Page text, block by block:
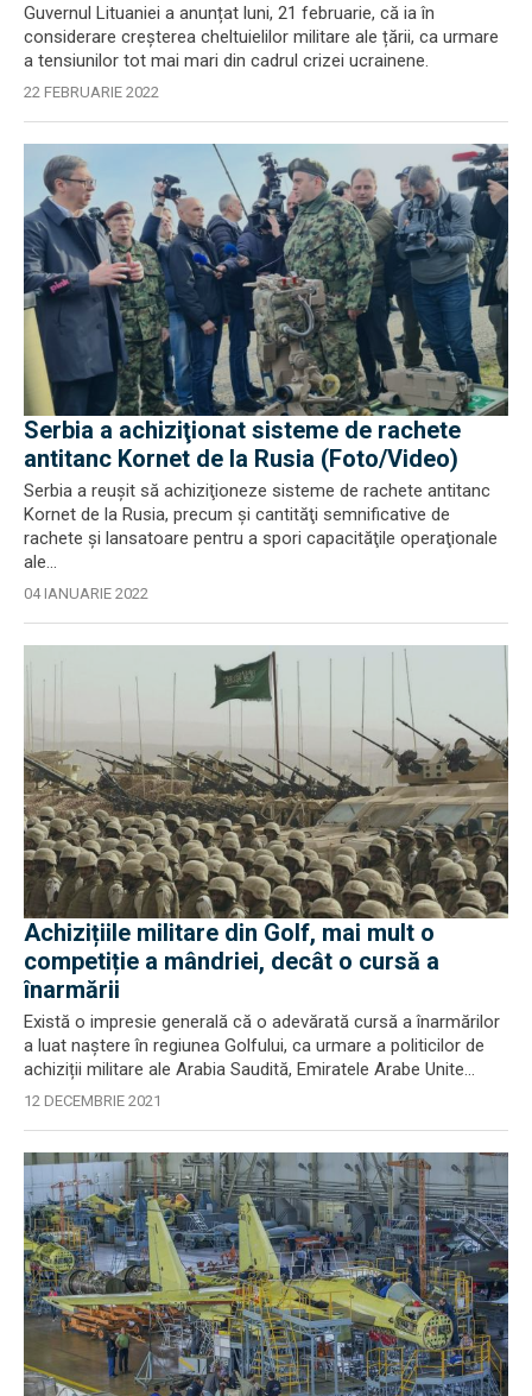
Guvernul Lituaniei a anunțat luni, 21 februarie, că ia în
considerare creșterea cheltuielilor militare ale țării, ca urmare
a tensiunilor tot mai mari din cadrul crizei ucrainene.
22 FEBRUARIE 2022
Serbia a achiziţionat sisteme de rachete
antitanc Kornet de la Rusia (Foto/Video)
Serbia a reuşit să achiziţioneze sisteme de rachete antitanc
Kornet de la Rusia, precum şi cantităţi semnificative de
rachete şi lansatoare pentru a spori capacităţile operaţionale
ale...
04 IANUARIE 2022
Achizițiile militare din Golf, mai mult o
competiție a mândriei, decât o cursă a
înarmării
Există o impresie generală că o adevărată cursă a înarmărilor
a luat naștere în regiunea Golfului, ca urmare a politicilor de
achiziții militare ale Arabia Saudită, Emiratele Arabe Unite...
12 DECEMBRIE 2021